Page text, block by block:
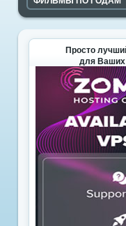
Просто
для Ваших